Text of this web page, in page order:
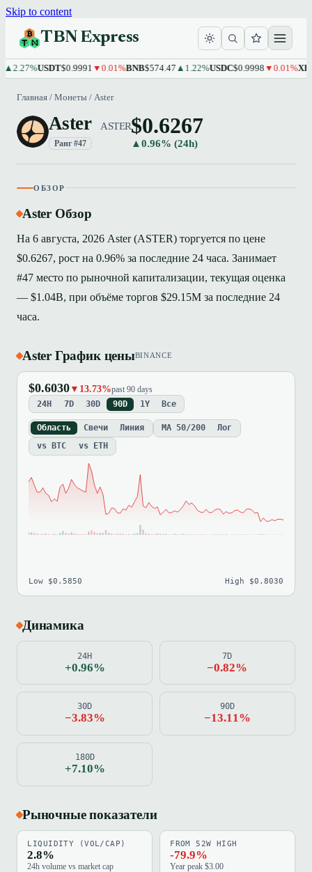
Skip to content
TBN Express
USDT$0.9991▼0.01%BNB$574.47▲1.22%USDC$0.9998▼0.01%XRP
Главная / Монеты / Aster
Aster ASTER
Ранг #47
$0.6267
▲0.96% (24h)
ОБЗОР
Aster Обзор
На 6 августа, 2026 Aster (ASTER) торгуется по цене
$0.6267, рост на 0.96% за последние 24 часа. Занимает
#47 место по рыночной капитализации, текущая оценка
— $1.04B, при объёме торгов $29.15M за последние 24
часа.
Aster График ценыBINANCE
$0.6030 ▼13.73%past 90 days
24H 7D 30D 90D 1Y Все
Область Свечи Линия MA 50/200
Лог
vs BTC
vs ETH
Low $0.5850 High $0.8030
Динамика
24H
+0.96%
7D
−0.82%
30D
−3.83%
90D
−13.11%
180D
+7.10%
Рыночные показатели
LIQUIDITY (VOL/CAP)
2.8%
24h volume vs market cap
FROM 52W HIGH
-79.9%
Year peak $3.00